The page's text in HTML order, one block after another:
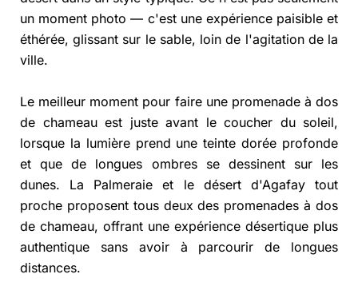
un moment photo — c'est une expérience paisible et
éthérée, glissant sur le sable, loin de l'agitation de la
ville.
Le meilleur moment pour faire une promenade à dos
de chameau est juste avant le coucher du soleil,
lorsque la lumière prend une teinte dorée profonde
et que de longues ombres se dessinent sur les
dunes. La Palmeraie et le désert d'Agafay tout
proche proposent tous deux des promenades à dos
de chameau, offrant une expérience désertique plus
authentique sans avoir à parcourir de longues
distances.